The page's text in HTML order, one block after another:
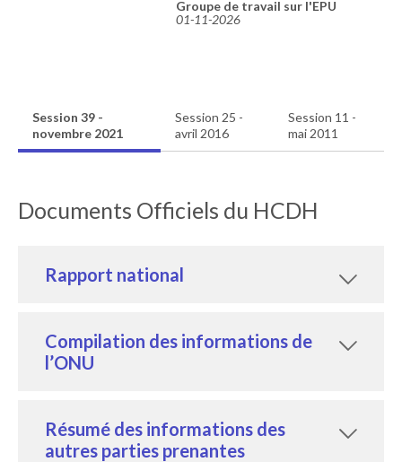
Groupe de travail sur l'EPU
01-11-2026
Session 39 -
novembre 2021
Session 25 -
avril 2016
Session 11 -
mai 2011
Documents Officiels du HCDH
Rapport national
Compilation des informations de
l’ONU
Résumé des informations des
autres parties prenantes